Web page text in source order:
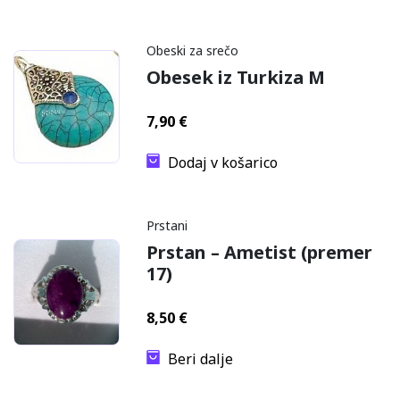
Obeski za srečo
Obesek iz Turkiza M
7,90 €
Dodaj v košarico
Prstani
Prstan – Ametist (premer
17)
8,50 €
Beri dalje